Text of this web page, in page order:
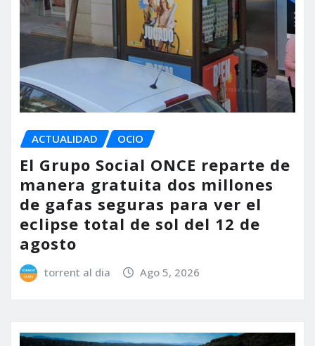
ACTUALIDAD OCIO
El Grupo Social ONCE reparte de
manera gratuita dos millones
de gafas seguras para ver el
eclipse total de sol del 12 de
agosto
torrent al dia Ago 5, 2026